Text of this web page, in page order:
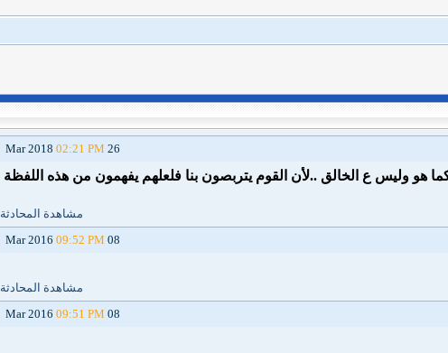
26 Mar 2018
02:21 PM
هو وليس ع الخالق ..لأن القوم يتربصون بنا فلعلهم يفهمون من هذه اللفظة
مشاهدة المحادثة
08 Mar 2016
09:52 PM
مشاهدة المحادثة
08 Mar 2016
09:51 PM